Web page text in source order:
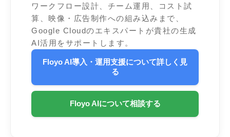
ワークフロー設計、チーム運用、コスト試
算、映像・広告制作への組み込みまで、
Google Cloudのエキスパートが貴社の生成
AI活用をサポートします。
Floyo AI導入・運用支援について詳しく見
る
Floyo AIについて相談する